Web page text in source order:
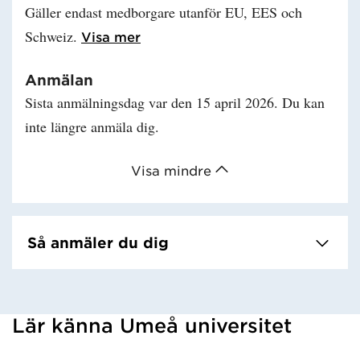
Visa mindre
Gäller endast medborgare utanför EU, EES och
Schweiz. Visa merLäs mer om Studieavgift
Anmälan
Sista anmälningsdag var den 15 april 2026. Du kan
inte längre anmäla dig.
Så anmäler du dig
Har hämtat kursochkurspaket.
Lär känna Umeå universitet